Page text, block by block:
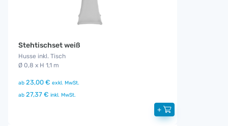
Stehtischset weiß
Husse inkl. Tisch
Ø 0,8 x H 1,1 m
ab 23,00 € exkl. MwSt.
ab 27,37 € inkl. MwSt.
+